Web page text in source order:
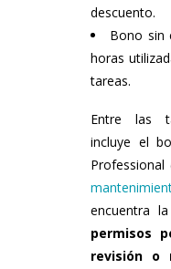
descuento.
Bono sin
horas
tareas.
Entre las
incluye el
encuentra la
permisos
revisión o